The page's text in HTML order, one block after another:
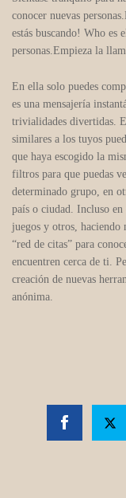
conocer nuevas
estás buscando! Who es
personas.Empieza la
En ella solo puedes
es una mensajería
trivialidades divertidas.
similares a los tuyos
que haya escogido la
filtros para que puedas
determinado grupo, en
país o ciudad. Incluso en
juegos y otros, haciendo
“red de citas” para
encuentren cerca de ti.
creación de nuevas
anónima.